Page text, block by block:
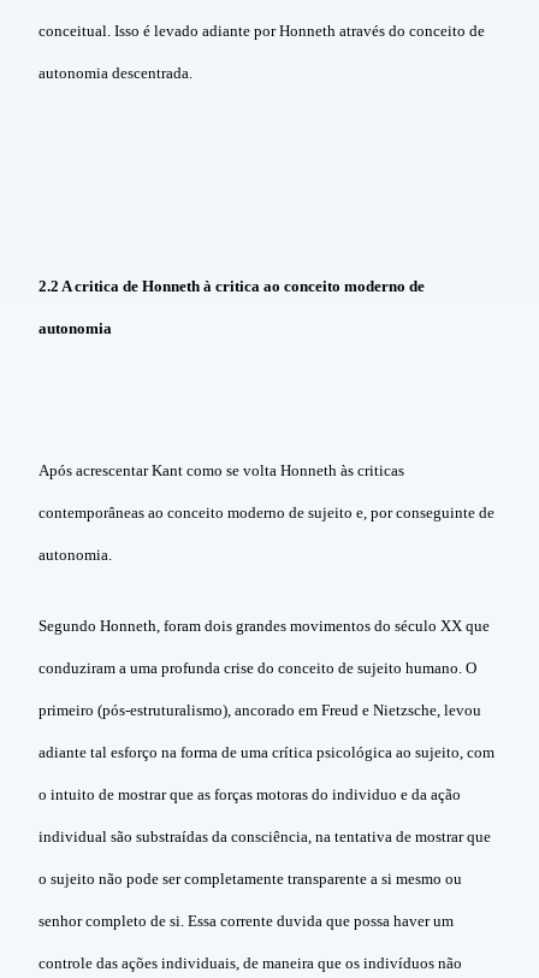
conceitual. Isso é levado adiante por Honneth através do conceito de
autonomia descentrada.
2.2 Acritica de Honneth à critica ao conceito moderno de
autonomia
Após acrescentar Kant como se volta Honneth às criticas
contemporâneas ao conceito moderno de sujeito e, por conseguinte de
autonomia.
Segundo Honneth, foram dois grandes movimentos do século XX que
conduziram a uma profunda crise do conceito de sujeito humano. O
primeiro (pós-estruturalismo), ancorado em Freud e Nietzsche, levou
adiante tal esforço na forma de uma crítica psicológica ao sujeito, com
o intuito de mostrar que as forças motoras do individuo e da ação
individual são substraídas da consciência, na tentativa de mostrar que
o sujeito não pode ser completamente transparente a si mesmo ou
senhor completo de si. Essa corrente duvida que possa haver um
controle das ações individuais, de maneira que os indivíduos não